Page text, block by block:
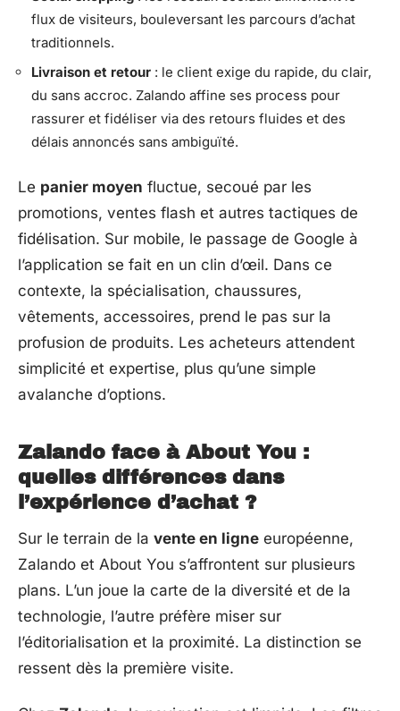
flux de visiteurs, bouleversant les parcours d’achat
traditionnels.
Livraison et retour : le client exige du rapide, du clair,
du sans accroc. Zalando affine ses process pour
rassurer et fidéliser via des retours fluides et des
délais annoncés sans ambiguïté.
Le panier moyen fluctue, secoué par les
promotions, ventes flash et autres tactiques de
fidélisation. Sur mobile, le passage de Google à
l’application se fait en un clin d’œil. Dans ce
contexte, la spécialisation, chaussures,
vêtements, accessoires, prend le pas sur la
profusion de produits. Les acheteurs attendent
simplicité et expertise, plus qu’une simple
avalanche d’options.
Zalando face à About You :
quelles différences dans
l’expérience d’achat ?
Sur le terrain de la vente en ligne européenne,
Zalando et About You s’affrontent sur plusieurs
plans. L’un joue la carte de la diversité et de la
technologie, l’autre préfère miser sur
l’éditorialisation et la proximité. La distinction se
ressent dès la première visite.